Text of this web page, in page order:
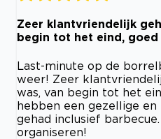
Zeer klantvriendelijk
begin tot het eind,
Last-minute op de
weer! Zeer
was, van begin tot het
hebben een gezellige
gehad inclusief
organiseren!